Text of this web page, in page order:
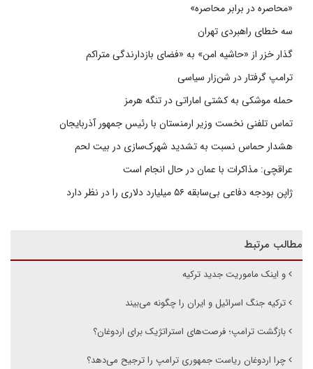
«محاصره در برابر محاصره»
سه خطای راهبردی تهران
گذار خزر از «حاشیه امن» به «فضای بازدارندگی متراکم
ترامپ گرفتار در شن‌زار سیاسی
حمله موشکی به کشتی اماراتی در تنگه هرمز
تماس تلفنی نخست وزیر ارمنستان با رئیس جمهور آذربایجان
هشدار حماس نسبت به تشدید شهرک‌سازی در بیت‌ لحم
عراقچی: مذاکرات با عمان در حال انجام است
ژاپن بودجه دفاعی بی‌سابقه ۵۶ میلیارد دلاری را در نظر دارد
مطالب مرتبط
و اینک ماموریت جدید ترکیه
ترکیه جنگ اسرائیل و ایران را چگونه می‌بیند
بازگشت ترامپ؛ فرصت‌های استراتژیک برای اردوغان؟
چرا اردوغان ریاست جمهوری ترامپ را ترجیح می‌دهد؟